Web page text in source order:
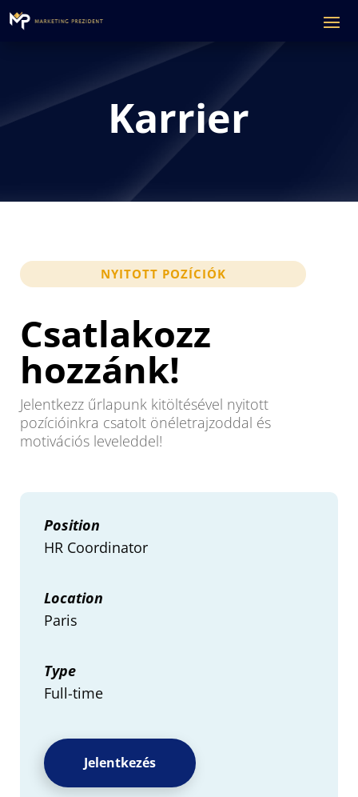
Karrier
NYITOTT POZÍCIÓK
Csatlakozz
hozzánk!
Jelentkezz űrlapunk kitöltésével nyitott
pozícióinkra csatolt önéletrajzoddal és
motivációs leveleddel!
Position
HR Coordinator
Location
Paris
Type
Full-time
Jelentkezés